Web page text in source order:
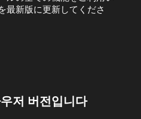
最新版に更新してくださ
저 버전입니다